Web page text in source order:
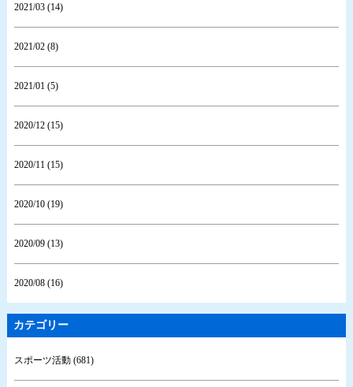
2021/03 (14)
2021/02 (8)
2021/01 (5)
2020/12 (15)
2020/11 (15)
2020/10 (19)
2020/09 (13)
2020/08 (16)
カテゴリー
スポーツ活動 (681)